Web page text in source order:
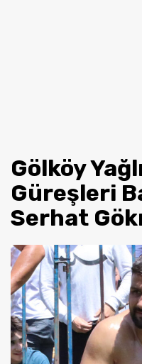
Gölköy
Güreşleri
Serhat